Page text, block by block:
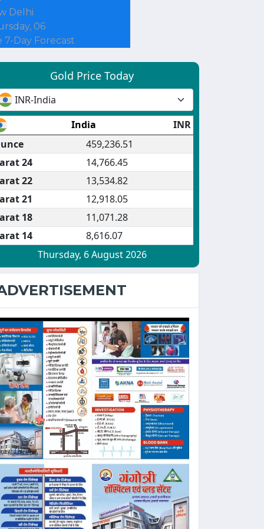
Delhi
06
7-Day Forecast